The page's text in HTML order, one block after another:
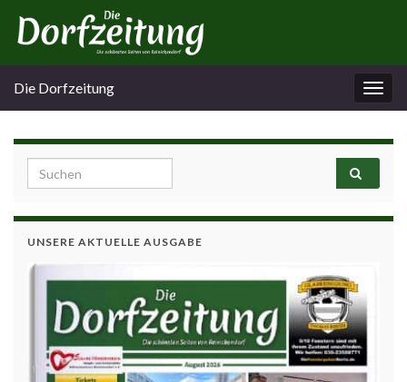
Die Dorfzeitung
Search for:
UNSERE AKTUELLE AUSGABE